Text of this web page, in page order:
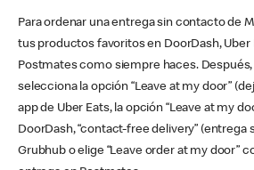
Para ordenar una entrega sin contacto de
tus productos favoritos en DoorDash, Uber
Postmates como siempre haces.
selecciona la opción “Leave at my door”
app de Uber Eats, la opción “Leave at my
DoorDash, “contact-free delivery” (entrega
Grubhub o elige “Leave order at my door”